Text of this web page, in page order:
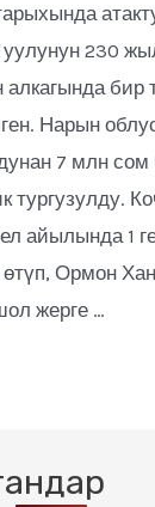
230
алкагында бир
Нарын
7 млн сом
тургузулду.
айылында 1
Ормон
жерге …